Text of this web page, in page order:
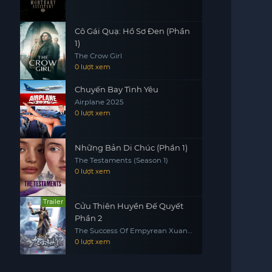
Cô Gái Quạ: Hồ Sơ Đen (Phần
1)
The Crow Girl
0 lượt xem
Chuyến Bay Tình Yêu
Airplane 2025
0 lượt xem
Những Bản Di Chúc (Phần 1)
The Testaments (Season 1)
0 lượt xem
Trailer
Cửu Thiên Huyền Đế Quyết
Phần 2
The Success Of Empyrean Xuan
Emperor
0 lượt xem